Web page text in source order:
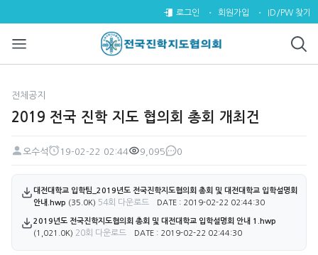
2019 전국 진학 지도 협의회 총
로그인 회원가입 ID/PW 찾기
전체공지
2019 전국 진학 지도 협의회 총회 개최건
페이지 정보
오수석
19-02-22 02:44
9,095
댓글
0
첨부파일
대전대학교 입학팀_2019년도 전국진학지도협의회 총회 및 대전대학교 입학설명회
안내.hwp (35.0K) 54회 다운로드 DATE : 2019-02-22 02:44:30
2019년도 전국진학지도협의회 총회 및 대전대학교 입학설명회 안내 1.hwp
(1,021.0K) 20회 다운로드 DATE : 2019-02-22 02:44:30